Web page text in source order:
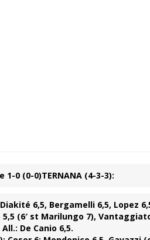
1-0 (0-0)TERNANA (4-3-3):
6,5, Bergamelli 6,5, Lopez
(6′ st Marilungo 7),
De Canio 6,5.